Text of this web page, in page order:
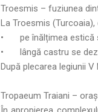
Troesmis – fuziunea
La Troesmis
•
pe înălțimea estică
•
lângă castru se
După plecarea legiunii
Tropaeum Traiani –